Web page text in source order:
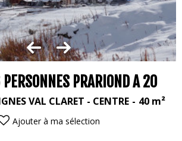
PRARIOND A 20
VAL CLARET - CENTRE 40 m²
Ajouter à ma sélection